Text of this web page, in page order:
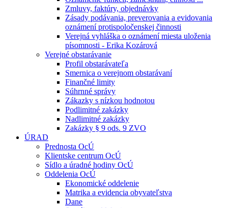
Zmluvy, faktúry, objednávky
Zásady podávania, preverovania a evidovania
oznámení protispoločenskej činnosti
Verejná vyhláška o oznámení miesta uloženia
písomnosti - Erika Kozárová
Verejné obstarávanie
Profil obstarávateľa
Smernica o verejnom obstarávaní
Finančné limity
Súhrnné správy
Zákazky s nízkou hodnotou
Podlimitné zakázky
Nadlimitné zakázky
Zakázky § 9 ods. 9 ZVO
ÚRAD
Prednosta OcÚ
Klientske centrum OcÚ
Sídlo a úradné hodiny OcÚ
Oddelenia OcÚ
Ekonomické oddelenie
Matrika a evidencia obyvateľstva
Dane